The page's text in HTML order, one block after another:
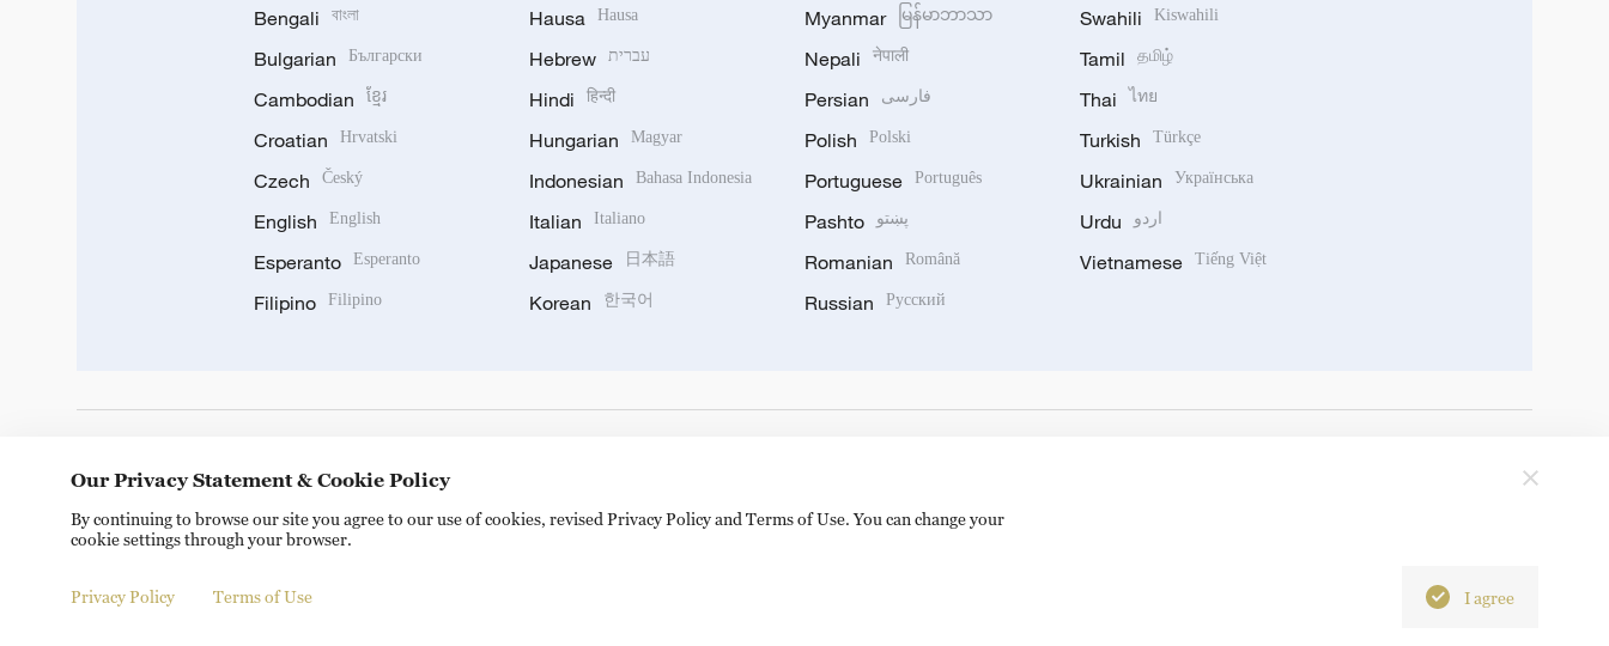
Bengali বাংলা
Bulgarian Български
Cambodian ខ្មែរ
Croatian Hrvatski
Czech Český
English English
Esperanto Esperanto
Filipino Filipino
Hausa Hausa
Hebrew עברית
Hindi हिन्दी
Hungarian Magyar
Indonesian Bahasa Indonesia
Italian Italiano
Japanese 日本語
Korean 한국어
Myanmar မြန်မာဘာသာ
Nepali नेपाली
Persian فارسی
Polish Polski
Portuguese Português
Pashto پښتو
Romanian Română
Russian Русский
Swahili Kiswahili
Tamil தமிழ்
Thai ไทย
Turkish Türkçe
Ukrainian Українська
Urdu اردو
Vietnamese Tiếng Việt
© China Radio International.CRI. All Rights Reserved. 16A Shijingshan Road, Beijing, China. 100040
Our Privacy Statement & Cookie Policy
By continuing to browse our site you agree to our use of cookies, revised Privacy Policy and Terms of Use. You can change your
cookie settings through your browser.
Privacy Policy Terms of Use I agree